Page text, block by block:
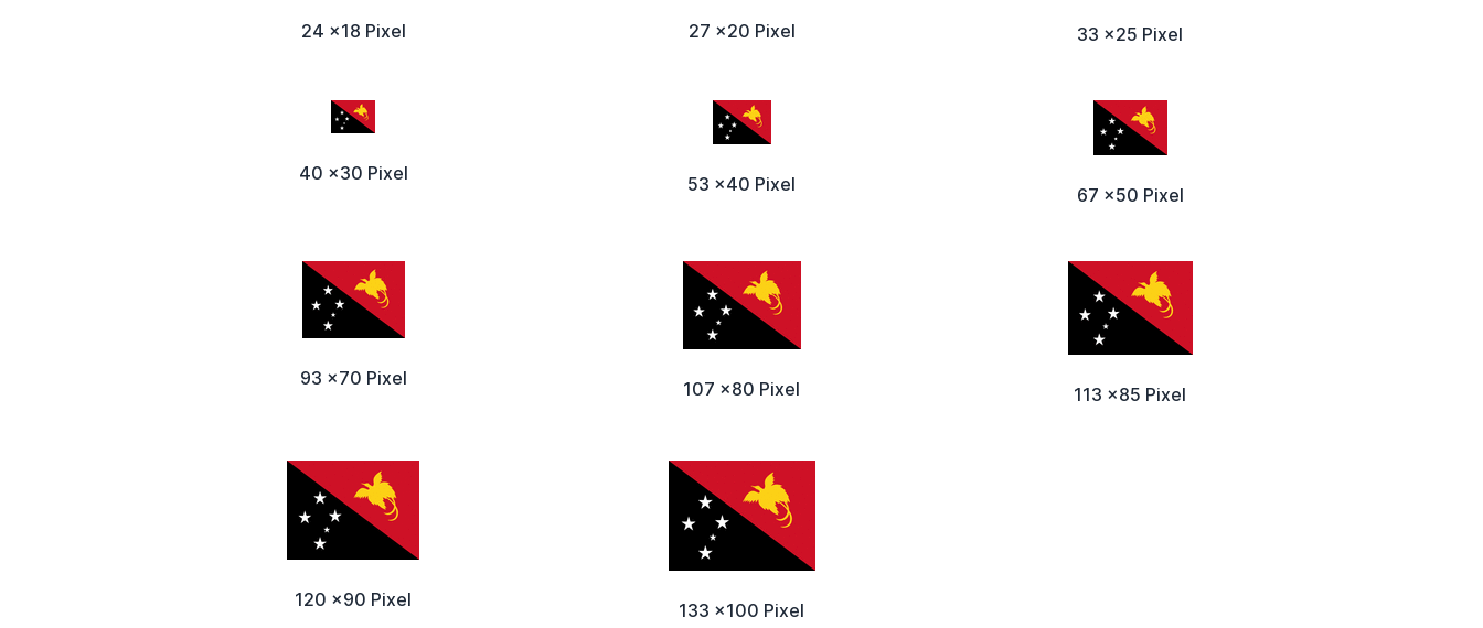
24 x18 Pixel 27 x20 Pixel 33 x25 Pixel
40 x30 Pixel 53 x40 Pixel 67 x50 Pixel
93 x70 Pixel 107 x80 Pixel 113 x85 Pixel
120 x90 Pixel 133 x100 Pixel